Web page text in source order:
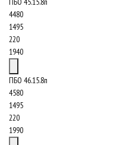
4480
1495
220
1940
ПБО 46.15.8п
4580
1495
220
1990